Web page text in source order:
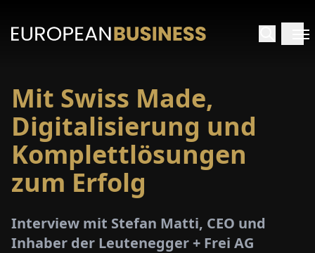
Mit Swiss Made,
Digitalisierung und
Komplettlösungen
zum Erfolg
Interview mit Stefan Matti, CEO und
Inhaber der Leutenegger + Frei AG